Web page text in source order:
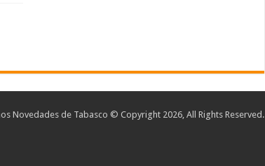
Novedades de Tabasco © Copyright 2026, All Rights Reserved.